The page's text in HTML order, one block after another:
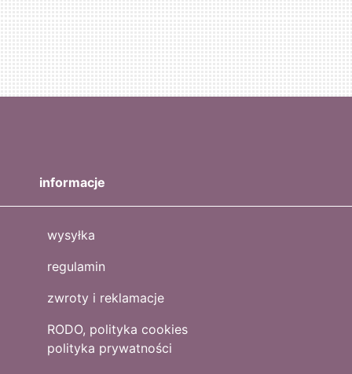
informacje
wysyłka
regulamin
zwroty i reklamacje
RODO, polityka cookies
polityka prywatności